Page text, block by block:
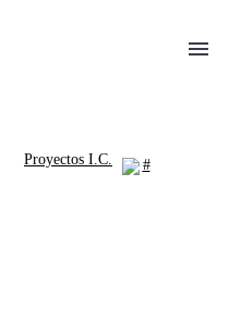
Proyectos I.C.